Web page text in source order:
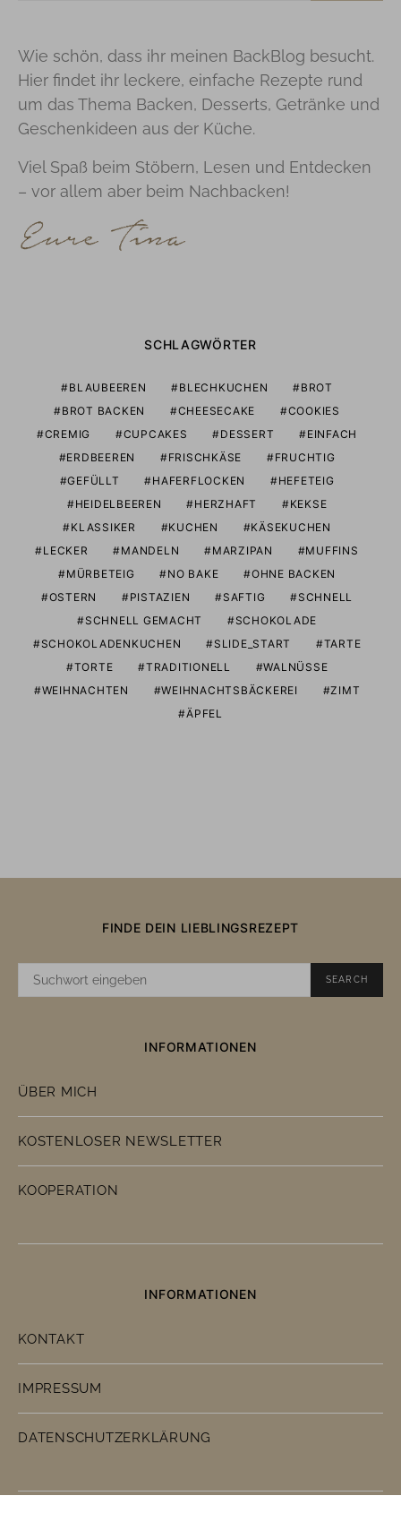
Wie schön, dass ihr meinen BackBlog besucht.
Hier findet ihr leckere, einfache Rezepte rund
um das Thema Backen, Desserts, Getränke und
Geschenkideen aus der Küche.
Viel Spaß beim Stöbern, Lesen und Entdecken
– vor allem aber beim Nachbacken!
SCHLAGWÖRTER
BLAUBEEREN BLECHKUCHEN
BROT
BROT BACKEN
CHEESECAKE
COOKIES
CREMIG
CUPCAKES DESSERT
EINFACH
ERDBEEREN
FRISCHKÄSE
FRUCHTIG
GEFÜLLT
HAFERFLOCKEN
HEFETEIG
HEIDELBEEREN
HERZHAFT
KEKSE
KLASSIKER
KUCHEN
KÄSEKUCHEN
LECKER
MANDELN MARZIPAN
MUFFINS
MÜRBETEIG
NO BAKE
OHNE BACKEN
OSTERN
PISTAZIEN SAFTIG
SCHNELL
SCHNELL GEMACHT
SCHOKOLADE
SCHOKOLADENKUCHEN
SLIDE_START
TARTE
TORTE
TRADITIONELL
WALNÜSSE
WEIHNACHTEN
WEIHNACHTSBÄCKEREI
ZIMT
ÄPFEL
FINDE DEIN LIEBLINGSREZEPT
SUCHE
SEARCH
INFORMATIONEN
ÜBER MICH
KOSTENLOSER NEWSLETTER
KOOPERATION
INFORMATIONEN
KONTAKT
IMPRESSUM
DATENSCHUTZERKLÄRUNG